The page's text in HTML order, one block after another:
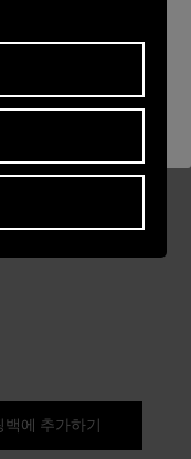
해 주세요.
백에 추가하기
수정하거나 철회
보" 섹션을 참조
모두 허용"을 클
만 사용하는 데